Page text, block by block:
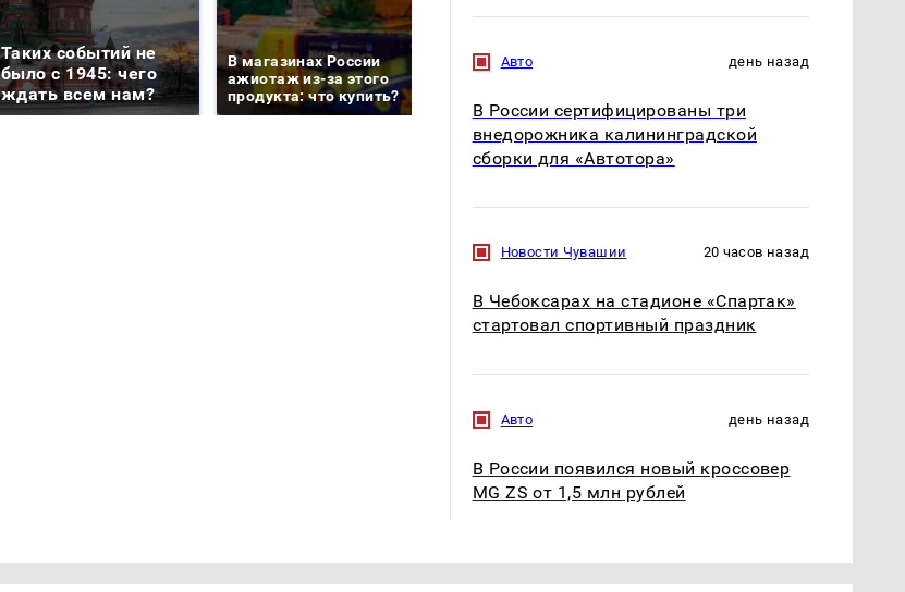
Таких событий не
было с 1945: чего
ждать всем нам?
В магазинах России
ажиотаж из-за этого
продукта: что купить?
Такую зиму в России
никто не ждал: как
Как выглядит место
Авто день назад
В России сертифицированы три
внедорожника калининградской
сборки для «Автотора»
Новости Чувашии 20 часов назад
В Чебоксарах на стадионе «Спартак»
стартовал спортивный праздник
Авто день назад
В России появился новый кроссовер
MG ZS от 1,5 млн рублей